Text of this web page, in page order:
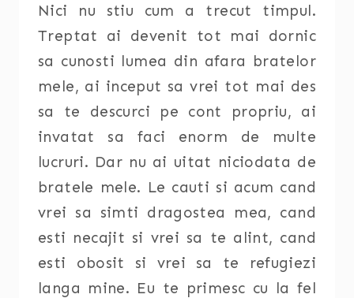
Nici nu stiu cum a trecut timpul.
Treptat ai devenit tot mai dornic
sa cunosti lumea din afara bratelor
mele, ai inceput sa vrei tot mai des
sa te descurci pe cont propriu, ai
invatat sa faci enorm de multe
lucruri. Dar nu ai uitat niciodata de
bratele mele. Le cauti si acum cand
vrei sa simti dragostea mea, cand
esti necajit si vrei sa te alint, cand
esti obosit si vrei sa te refugiezi
langa mine. Eu te primesc cu la fel